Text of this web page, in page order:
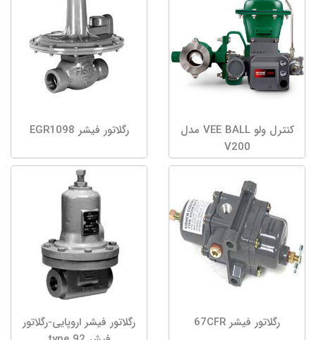
کنترل ولو VEE BALL مدل
V200
رگلاتور فیشر EGR1098
رگلاتور فیشر 67CFR
رگلاتور فیشر اروپایی-رگلاتور